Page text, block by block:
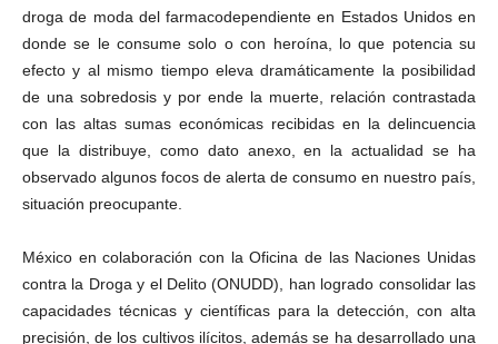
droga de moda del farmacodependiente en Estados Unidos en
donde se le consume solo o con heroína, lo que potencia su
efecto y al mismo tiempo eleva dramáticamente la posibilidad
de una sobredosis y por ende la muerte, relación contrastada
con las altas sumas económicas recibidas en la delincuencia
que la distribuye, como dato anexo, en la actualidad se ha
observado algunos focos de alerta de consumo en nuestro país,
situación preocupante.
México en colaboración con la Oficina de las Naciones Unidas
contra la Droga y el Delito (ONUDD), han logrado consolidar las
capacidades técnicas y científicas para la detección, con alta
precisión, de los cultivos ilícitos, además se ha desarrollado una